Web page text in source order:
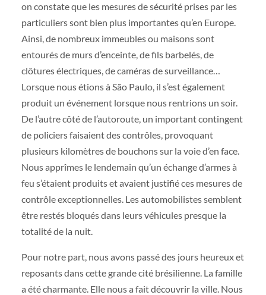
on constate que les mesures de sécurité prises par les
particuliers sont bien plus importantes qu’en Europe.
Ainsi, de nombreux immeubles ou maisons sont
entourés de murs d’enceinte, de fils barbelés, de
clôtures électriques, de caméras de surveillance…
Lorsque nous étions à São Paulo, il s’est également
produit un événement lorsque nous rentrions un soir.
De l’autre côté de l’autoroute, un important contingent
de policiers faisaient des contrôles, provoquant
plusieurs kilomètres de bouchons sur la voie d’en face.
Nous apprîmes le lendemain qu’un échange d’armes à
feu s’étaient produits et avaient justifié ces mesures de
contrôle exceptionnelles. Les automobilistes semblent
être restés bloqués dans leurs véhicules presque la
totalité de la nuit.
Pour notre part, nous avons passé des jours heureux et
reposants dans cette grande cité brésilienne. La famille
a été charmante. Elle nous a fait découvrir la ville. Nous